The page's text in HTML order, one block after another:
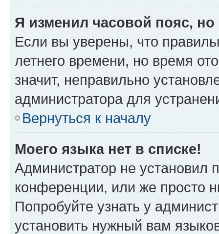
Я изменил часовой пояс,
Если вы уверены, что
летнего времени, но время
значит, неправильно
администратора для
Вернуться к началу
Моего языка нет в списке!
Администратор не установил
конференции, или же просто
Попробуйте узнать у
установить нужный вам